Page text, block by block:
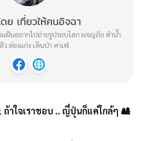
ดย เที่ยวให้คนอิจฉา
ฝันอยากไปถ่ายรูปรอบโลก ผจญภัย ดำน้ำ
ว ล่องแก่ง เดินป่า คาเฟ่
ถ้าใจเราชอบ .. ญี่ปุ่นก็แค่ใกล้ๆ 🎎